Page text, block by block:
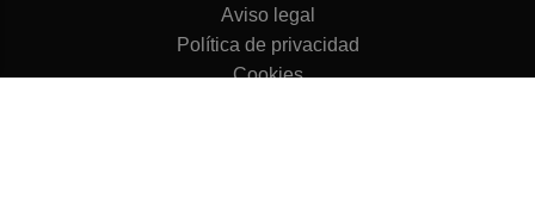
Aviso legal
Política de privacidad
Cookies